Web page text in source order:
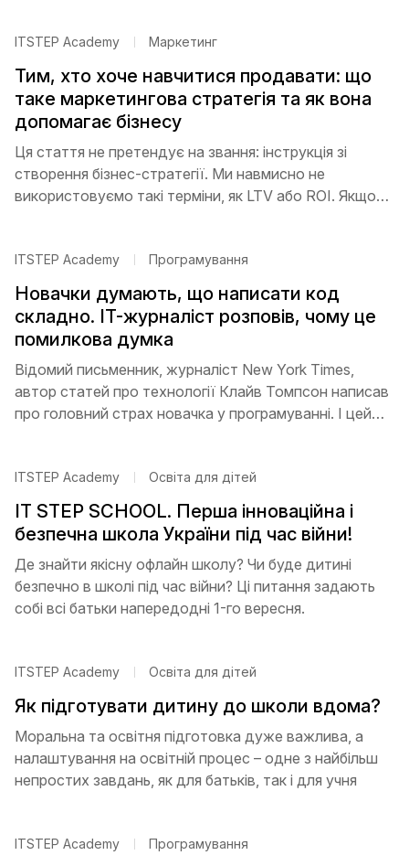
ITSTEP Academy Маркетинг
Тим, хто хоче навчитися продавати: що
таке маркетингова стратегія та як вона
допомагає бізнесу
Ця стаття не претендує на звання: інструкція зі
створення бізнес-стратегії. Ми навмисно не
використовуємо такі терміни, як LTV або ROI. Якщо
ITSTEP Academy Програмування
Новачки думають, що написати код
складно. IT-журналіст розповів, чому це
помилкова думка
Відомий письменник, журналіст New York Times,
автор статей про технології Клайв Томпсон написав
про головний страх новачка у програмуванні. І цей
ITSTEP Academy Освіта для дітей
IT STEP SCHOOL. Перша інноваційна і
безпечна школа України під час війни!
Де знайти якісну офлайн школу? Чи буде дитині
безпечно в школі під час війни? Ці питання задають
собі всі батьки напередодні 1-го вересня.
ITSTEP Academy Освіта для дітей
Як підготувати дитину до школи вдома?
Моральна та освітня підготовка дуже важлива, а
налаштування на освітній процес – одне з найбільш
непростих завдань, як для батьків, так і для учня
ITSTEP Academy Програмування